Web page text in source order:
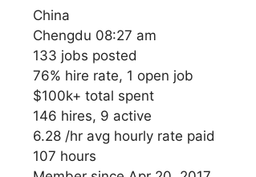
China
Chengdu 08:27 am
133 jobs posted
76% hire rate, 1 open job
$100k+ total spent
146 hires, 9 active
6.28 /hr avg hourly rate paid
107 hours